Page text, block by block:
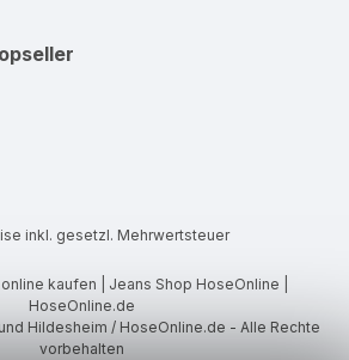
inkl. gesetzl. Mehrwertsteuer
kaufen | Jeans Shop HoseOnline |
HoseOnline.de
Hildesheim / HoseOnline.de - Alle Rechte
vorbehalten